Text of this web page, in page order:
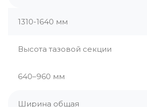
1310-1640 мм
Высота тазовой секции
640–960 мм
Ширина общая